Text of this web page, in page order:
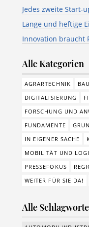
Jedes zweite Start-
Lange und heftige
Innovation braucht
Alle Kategorien
AGRARTECHNIK
DIGITALISIERUNG
FORSCHUNG UND
FUNDAMENTE
IN EIGENER SACHE
MOBILITÄT UND
PRESSEFOKUS
WEITER FÜR SIE DA!
Alle Schlagworte